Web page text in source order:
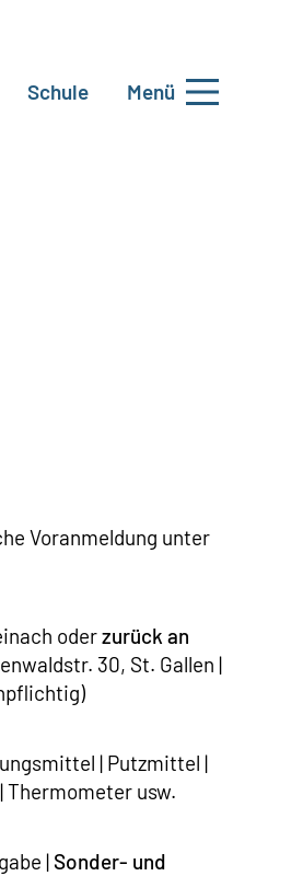
Schule Menü
Voranmeldung unter
oderzurück an
30, St. Gallen |
| Putzmittel |
Thermometer usw.
| Sonder- und